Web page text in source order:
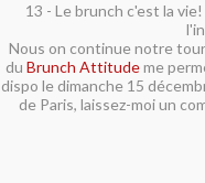
13 - Le brunch c'est la
Nous on continue notre
du Brunch Attitudeme
dispo le dimanche 15
de Paris, laissez-moi un